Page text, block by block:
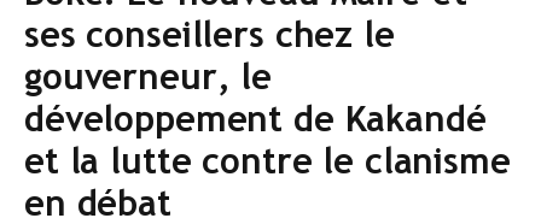
ses conseillers chez le
gouverneur, le
développement de Kakandé
et la lutte contre le clanisme
en débat